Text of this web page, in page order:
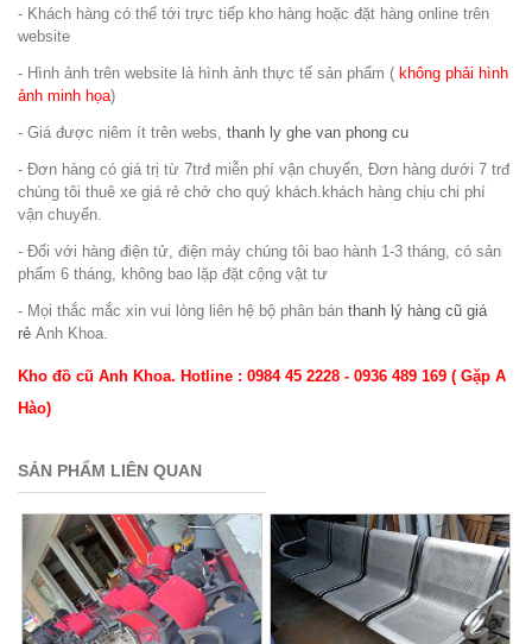
- Khách hàng có thể tới trực tiếp kho hàng hoặc đặt hàng online trên
website
- Hình ảnh trên website là hình ảnh thực tế sản phẩm ( không phải hình
ảnh minh họa)
- Giá được niêm ít trên webs, thanh ly ghe van phong cu
- Đơn hàng có giá trị từ 7trđ miễn phí vận chuyển, Đơn hàng dưới 7 trđ
chúng tôi thuê xe giá rẻ chở cho quý khách.khách hàng chịu chi phí
vận chuyển.
- Đối với hàng điện tử, điện máy chúng tôi bao hành 1-3 tháng, có sản
phẩm 6 tháng, không bao lặp đặt cộng vật tư
- Mọi thắc mắc xin vui lòng liên hệ bộ phân bán thanh lý hàng cũ giá
rẻ Anh Khoa.
Kho đồ cũ Anh Khoa. Hotline : 0984 45 2228 - 0936 489 169 ( Gặp A
Hào)
SẢN PHẨM LIÊN QUAN